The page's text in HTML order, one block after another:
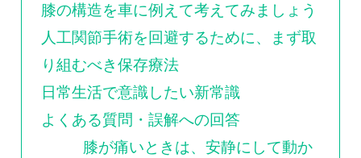
膝の構造を車に例えて考えてみましょう
人工関節手術を回避するために、まず取
り組むべき保存療法
日常生活で意識したい新常識
よくある質問・誤解への回答
膝が痛いときは、安静にして動か